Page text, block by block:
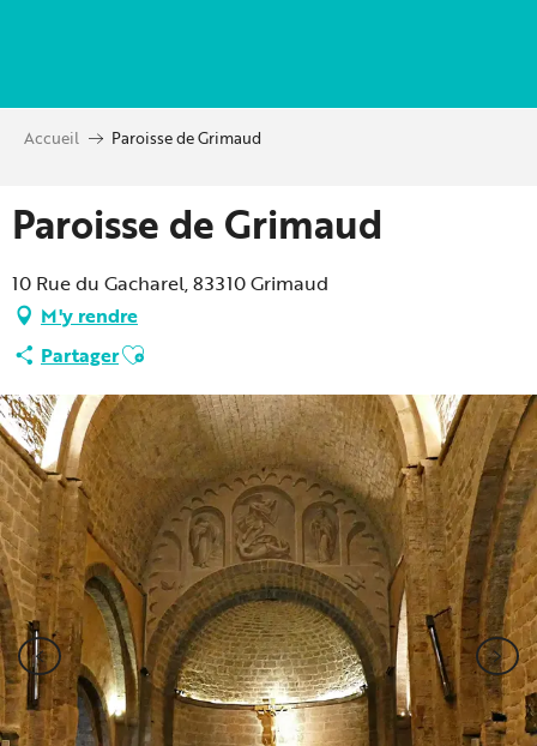
principal
Accueil Paroisse de Grimaud
Paroisse de Grimaud
10 Rue du Gacharel, 83310 Grimaud
M'y rendre
PartagerAjouter aux favoris